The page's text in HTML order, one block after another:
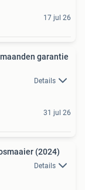
17 jul 26
garantie
Details
31 jul 26
(2024)
Details